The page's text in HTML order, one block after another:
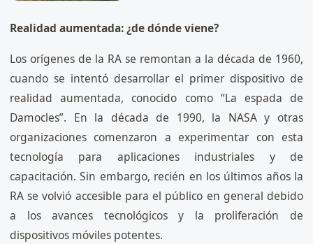
Realidad aumentada: ¿de dónde viene?
Los orígenes de la RA se remontan a la década de 1960,
cuando se intentó desarrollar el primer dispositivo de
realidad aumentada, conocido como “La espada de
Damocles”. En la década de 1990, la NASA y otras
organizaciones comenzaron a experimentar con esta
tecnología para aplicaciones industriales y de
capacitación. Sin embargo, recién en los últimos años la
RA se volvió accesible para el público en general debido
a los avances tecnológicos y la proliferación de
dispositivos móviles potentes.